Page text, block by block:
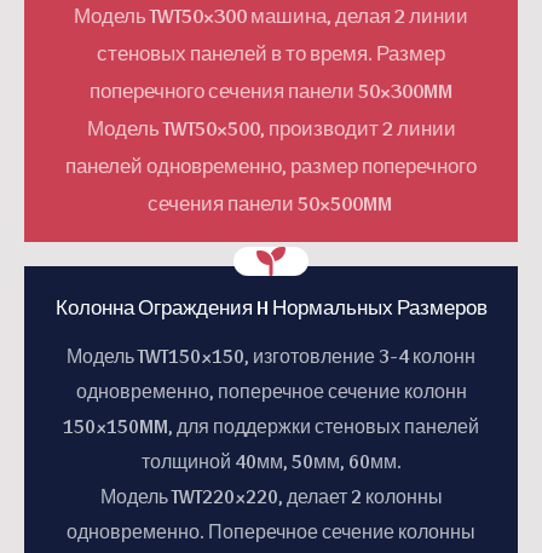
Модель TWT50×300 машина, делая 2 линии
стеновых панелей в то время. Размер
поперечного сечения панели 50×300MM
Модель TWT50×500, производит 2 линии
панелей одновременно, размер поперечного
сечения панели 50×500MM
Модель TWT90×600 машина, изготовление 1-2
линий панелей за раз, размер поперечного
сечения панели 90×600 MM
Узнать больше
Колонна Ограждения H Нормальных Размеров
Модель TWT150×150, изготовление 3-4 колонн
одновременно, поперечное сечение колонн
150×150MM, для поддержки стеновых панелей
толщиной 40мм, 50мм, 60мм.
Модель TWT220×220, делает 2 колонны
одновременно. Поперечное сечение колонны
Колонна Ограждения H Нормальных Размеров
Другие модели TWT180×200, TWT220×220,
TWT230×230... делают 2 колонны одновременно.
Все размеры могут быть изготовлены на заказ.